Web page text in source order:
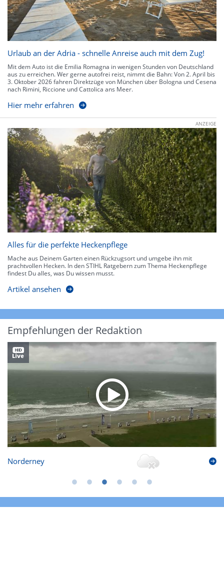
Urlaub an der Adria - schnelle Anreise auch mit dem Zug!
Mit dem Auto ist die Emilia Romagna in wenigen Stunden von Deutschland
aus zu erreichen. Wer gerne autofrei reist, nimmt die Bahn: Von 2. April bis
3. Oktober 2026 fahren Direktzüge von München über Bologna und Cesena
nach Rimini, Riccione und Cattolica ans Meer.
Hier mehr erfahren
ANZEIGE
Alles für die perfekte Heckenpflege
Mache aus Deinem Garten einen Rückzugsort und umgebe ihn mit
prachtvollen Hecken. In den STIHL Ratgebern zum Thema Heckenpflege
findest Du alles, was Du wissen musst.
Artikel ansehen
Empfehlungen der Redaktion
Norderney